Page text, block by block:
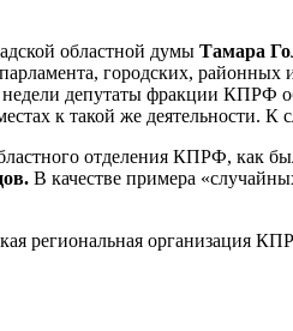
областной думы Тамара
парламента, городских,
депутаты фракции КПРФ
к такой же деятельности.
отделения КПРФ, как
В качестве примера
региональная организация